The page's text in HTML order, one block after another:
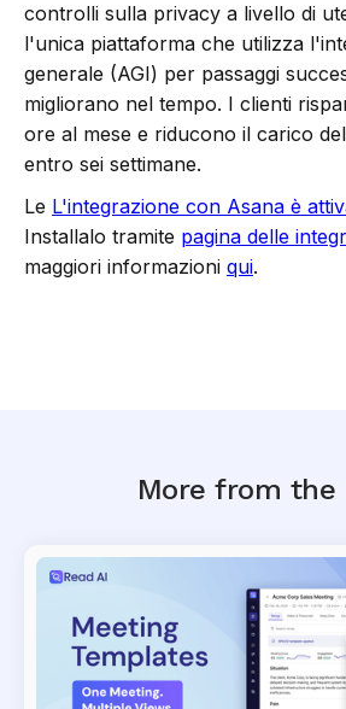
controlli sulla privacy a livello di
l'unica piattaforma che utilizza
generale (AGI) per passaggi
migliorano nel tempo. I clienti
ore al mese e riducono il carico
entro sei settimane.
Le L'integrazione con Asana è
Installalo tramite pagina delle
maggiori informazioni qui.
More from the